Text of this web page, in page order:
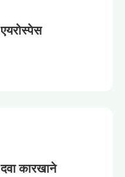
एयरोस्पेस
दवा कारखाने